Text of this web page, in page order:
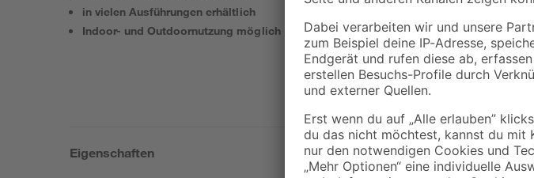
in vielen Ausführungen erhältlich
Indoor- und Outdoornutzung möglich
Eigenschaften